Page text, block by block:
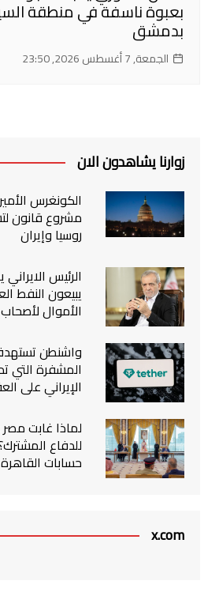
بعبوة ناسفة في منطقة
بدمشق
الجمعة, 7 أغسطس 2026, 23:50
زوارنا يشاهدون الان
الكونغرس
مشروع قانون
روسيا وإيران
الرئيس
يبيعون النفط
الأموال لأصحاب
واشنطن
المشفرة التي
الإيراني على
لماذا غابت
للدفاع
حسابات القاهرة
x.com